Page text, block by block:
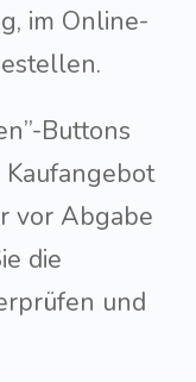
im Online-
Buttons
vor Abgabe
die
und